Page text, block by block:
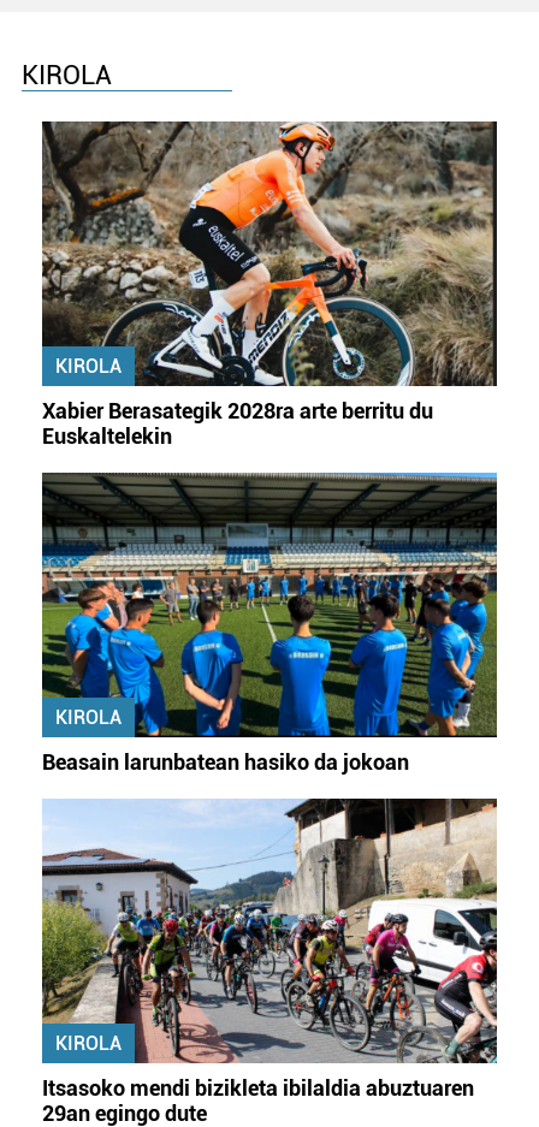
KIROLA
KIROLA
Xabier Berasategik 2028ra arte berritu du
Euskaltelekin
KIROLA
Beasain larunbatean hasiko da jokoan
KIROLA
Itsasoko mendi bizikleta ibilaldia abuztuaren
29an egingo dute